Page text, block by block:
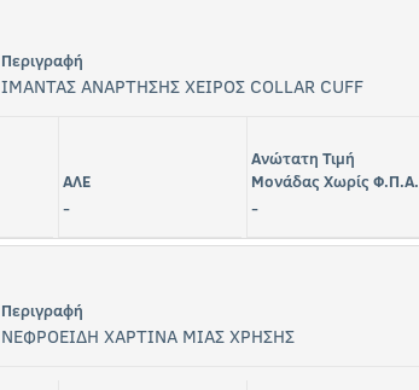
Περιγραφή
ΙΜΑΝΤΑΣ ΑΝΑΡΤΗΣΗΣ ΧΕΙΡΟΣ COLLAR CUFF
ΑΛΕ
-
Ανώτατη Τιμή
Μονάδας Χωρίς Φ.Π.Α.
-
Περιγραφή
ΝΕΦΡΟΕΙΔΗ ΧΑΡΤΙΝΑ ΜΙΑΣ ΧΡΗΣΗΣ